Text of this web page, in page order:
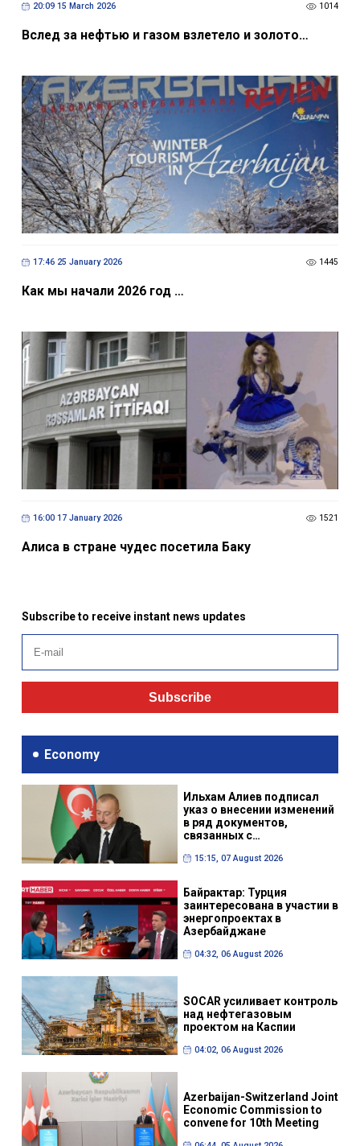
20:09 15 March 2026 1014
Вслед за нефтью и газом взлетелo и золото…
17:46 25 January 2026 1445
Как мы начали 2026 год …
16:00 17 January 2026 1521
Алиса в стране чудес посетила Баку
Subscribe to receive instant news updates
Subscribe
Economy
Ильхам Алиев подписал
указ о внесении изменений
в ряд документов,
связанных с
15:15, 07 August 2026
Байрактар: Турция
заинтересована в участии в
энергопроектах в
Азербайджане
04:32, 06 August 2026
SOCAR усиливает контроль
над нефтегазовым
проектом на Каспии
04:02, 06 August 2026
Azerbaijan-Switzerland Joint
Economic Commission to
convene for 10th Meeting